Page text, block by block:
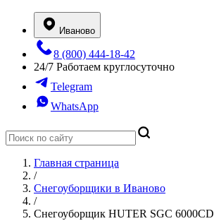
Иваново
8 (800) 444-18-42
24/7 Работаем круглосуточно
Telegram
WhatsApp
Главная страница
/
Снегоуборщики в Иваново
/
Снегоуборщик HUTER SGC 6000CD